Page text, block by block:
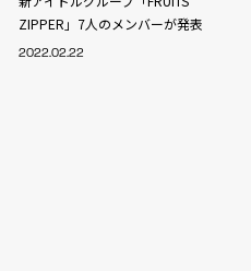
ZIPPER」7人のメンバーが発表
2022.02.22